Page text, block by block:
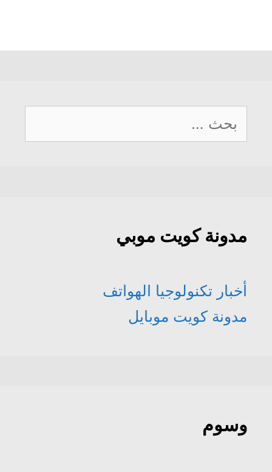
عن:
مدونة كويت موبي
أخبار تكنولوجيا الهواتف
مدونة كويت موبايل
وسوم